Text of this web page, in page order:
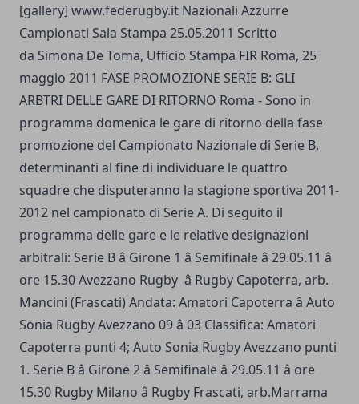
[gallery] www.federugby.it Nazionali Azzurre
Campionati Sala Stampa 25.05.2011 Scritto
da Simona De Toma, Ufficio Stampa FIR Roma, 25
maggio 2011 FASE PROMOZIONE SERIE B: GLI
ARBTRI DELLE GARE DI RITORNO Roma - Sono in
programma domenica le gare di ritorno della fase
promozione del Campionato Nazionale di Serie B,
determinanti al fine di individuare le quattro
squadre che disputeranno la stagione sportiva 2011-
2012 nel campionato di Serie A. Di seguito il
programma delle gare e le relative designazioni
arbitrali: Serie B â Girone 1 â Semifinale â 29.05.11 â
ore 15.30 Avezzano Rugby â Rugby Capoterra, arb.
Mancini (Frascati) Andata: Amatori Capoterra â Auto
Sonia Rugby Avezzano 09 â 03 Classifica: Amatori
Capoterra punti 4; Auto Sonia Rugby Avezzano punti
1. Serie B â Girone 2 â Semifinale â 29.05.11 â ore
15.30 Rugby Milano â Rugby Frascati, arb.Marrama